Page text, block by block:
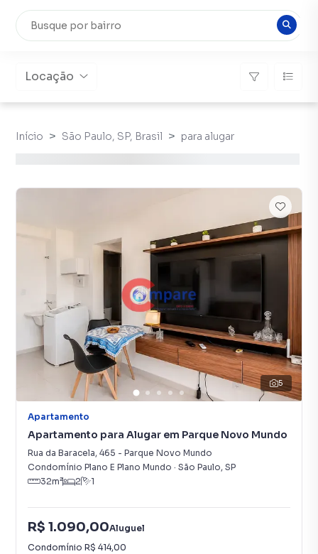
Locação
Início São Paulo, SP, Brasil para alugar
5
Apartamento
Apartamento para Alugar em Parque Novo Mundo
Rua da Baracela, 465 - Parque Novo Mundo
Condomínio Plano E Plano Mundo · São Paulo, SP
32m² 2 1
R$ 1.090,00Aluguel
Condomínio R$ 414,00